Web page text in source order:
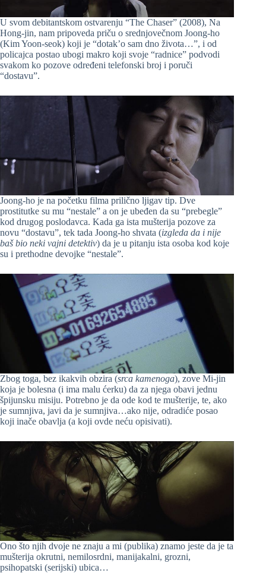
U svom debitantskom ostvarenju “The Chaser” (2008), Na
Hong-jin, nam pripoveda priču o srednjovečnom Joong-ho
(Kim Yoon-seok) koji je “dotak’o sam dno života…”, i od
policajca postao ubogi makro koji svoje “radnice” podvodi
svakom ko pozove određeni telefonski broj i poruči
“dostavu”.
Joong-ho je na početku filma prilično ljigav tip. Dve
prostitutke su mu “nestale” a on je ubeđen da su “prebegle”
kod drugog poslodavca. Kada ga ista mušterija pozove za
novu “dostavu”, tek tada Joong-ho shvata (izgleda da i nije
baš bio neki vajni detektiv) da je u pitanju ista osoba kod koje
su i prethodne devojke “nestale”.
Zbog toga, bez ikakvih obzira (srca kamenoga), zove Mi-jin
koja je bolesna (i ima malu ćerku) da za njega obavi jednu
špijunsku misiju. Potrebno je da ode kod te mušterije, te, ako
je sumnjiva, javi da je sumnjiva…ako nije, odradiće posao
koji inače obavlja (a koji ovde neću opisivati).
Ono što njih dvoje ne znaju a mi (publika) znamo jeste da je ta
mušterija okrutni, nemilosrdni, manijakalni, grozni,
psihopatski (serijski) ubica…